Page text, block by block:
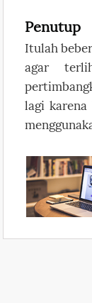
Penutup
Itulah
agar
lagi